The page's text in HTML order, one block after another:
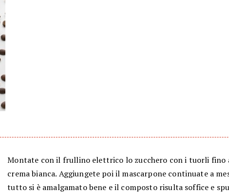
Montate con il frullino elettrico lo zucchero con i tuorli fino
crema bianca. Aggiungete poi il mascarpone continuate a
tutto si è amalgamato bene e il composto risulta soffice e